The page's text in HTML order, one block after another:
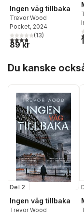
Ingen väg tillbaka
Trevor Wood
Pocket, 2024
3,8utav 5 stjärnor. Totalt
(13)
89 kr
Du kanske
Del 2
Ingen väg tillbaka
Trevor Wood